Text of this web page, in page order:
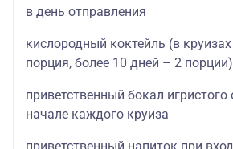
в день отправления
кислородный коктейль (в
порция, более 10 дней – 2 порции)
приветственный бокал
начале каждого круиза